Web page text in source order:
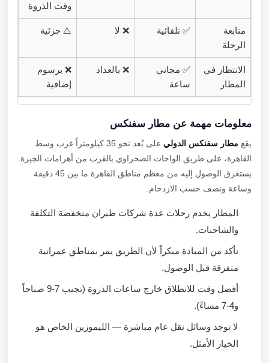
وقت الذروة
متابعة
الرحلة
✅ تلقائية ❌ لا ⚠️ جزئية
الانتظار في
المطار
✅ مجاني
ساعة
❌ بالعداد
❌ برسوم
إضافية
معلومات مهمة عن مطار سفنكس
يقعمطار سفنكس الدولي
على بُعد نحو 35 كيلومتراً غرب وسط
القاهرة، على طريق الواحات الصحراوي بالقرب من أهرامات الجيزة.
يستغرق الوصول إليه من معظم مناطق القاهرة ما بين 45 دقيقة
وساعة ونصف حسب الازدحام.
المطار يخدم رحلات عدة شركات طيران منخفضة التكلفة
والشاحنات.
تأكد من المبادة مبكراً لأن الطريق يمر بمناطق عمرانية
متفرقة قبل الوصول.
أفضل وقت للانطلاق خارج ساعات الذروة (تجنب 7-9 صباحاً
لا توجد وسائل نقل عام مباشرة — الليموزين الخاص هو
الخيار الأمثل.